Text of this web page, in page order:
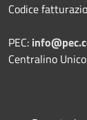
Codice
PEC:
Centralino